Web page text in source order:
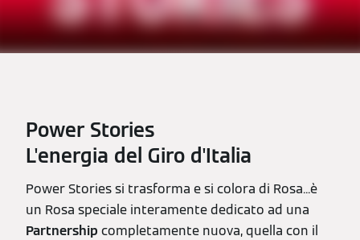
Power Stories
L'energia del Giro d'Italia
Power Stories si trasforma e si colora di Rosa...è
un Rosa speciale interamente dedicato ad una
Partnership completamente nuova, quella con il